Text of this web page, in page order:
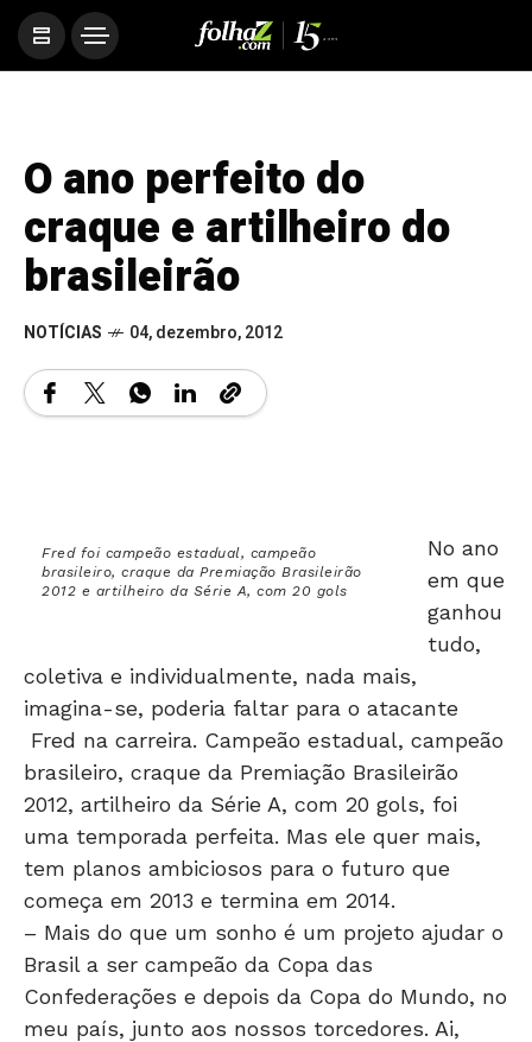
O ano perfeito do
craque e artilheiro do
brasileirão
NOTÍCIAS 04, dezembro, 2012
Fred foi campeão estadual, campeão
brasileiro, craque da Premiação Brasileirão
2012 e artilheiro da Série A, com 20 gols
No ano
em que
ganhou
tudo,
coletiva e individualmente, nada mais,
imagina-se, poderia faltar para o atacante
Fred na carreira. Campeão estadual, campeão
brasileiro, craque da Premiação Brasileirão
2012, artilheiro da Série A, com 20 gols, foi
uma temporada perfeita. Mas ele quer mais,
tem planos ambiciosos para o futuro que
começa em 2013 e termina em 2014.
– Mais do que um sonho é um projeto ajudar o
Brasil a ser campeão da Copa das
Confederações e depois da Copa do Mundo, no
meu país, junto aos nossos torcedores. Ai,